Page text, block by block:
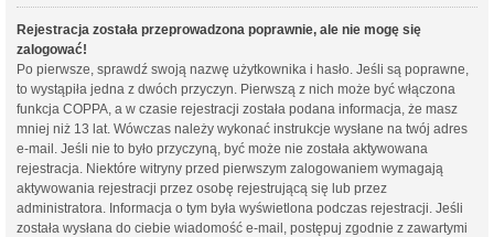
Rejestracja została przeprowadzona poprawnie, ale nie mogę się
zalogować!
Po pierwsze, sprawdź swoją nazwę użytkownika i hasło. Jeśli są poprawne,
to wystąpiła jedna z dwóch przyczyn. Pierwszą z nich może być włączona
funkcja COPPA, a w czasie rejestracji została podana informacja, że masz
mniej niż 13 lat. Wówczas należy wykonać instrukcje wysłane na twój adres
e-mail. Jeśli nie to było przyczyną, być może nie została aktywowana
rejestracja. Niektóre witryny przed pierwszym zalogowaniem wymagają
aktywowania rejestracji przez osobę rejestrującą się lub przez
administratora. Informacja o tym była wyświetlona podczas rejestracji. Jeśli
została wysłana do ciebie wiadomość e-mail, postępuj zgodnie z zawartymi